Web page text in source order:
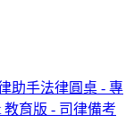
助手法律圓桌 - 專
教育版 - 司律備考